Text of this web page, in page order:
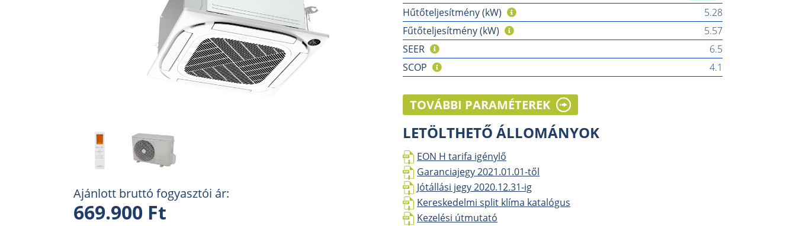
Ajánlott bruttó fogyasztói ár:
669.900 Ft
Hűtőteljesítmény (kW)
5.28
Fűtőteljesítmény (kW)
5.57
SEER
6.5
SCOP
4.1
TOVÁBBI PARAMÉTEREK
LETÖLTHETŐ ÁLLOMÁNYOK
EON H tarifa igénylő
Garanciajegy 2021.01.01-től
Jótállási jegy 2020.12.31-ig
Kereskedelmi split klíma katalógus
Kezelési útmutató